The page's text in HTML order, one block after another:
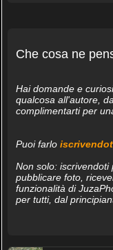
Che cosa ne
Hai domande e
qualcosa all'autore,
complimentarti per
Puoi farlo
Non solo: iscrivendoti
pubblicare foto,
funzionalità di
per tutti, dal